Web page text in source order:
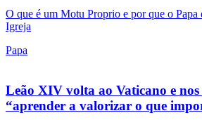
O que é um Motu Proprio e por que o Papa
Igreja
Papa
Leão XIV volta ao Vaticano e
“aprender a valorizar o que